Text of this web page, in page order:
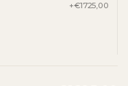
+€1725,00